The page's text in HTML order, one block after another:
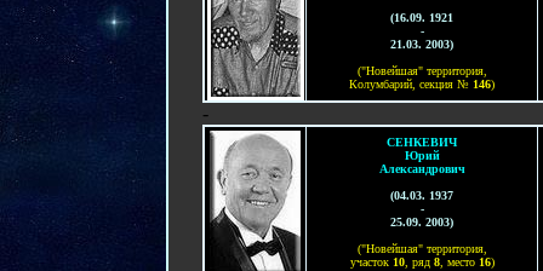
(16.09. 1921
-
21.03. 2003)
("Новейшая" территория,
Колумбарий, секция № 146)
-
СЕНКЕВИЧ
Юрий
Александрович
(04.03. 1937
-
25.09. 2003)
("Новейшая" территория,
участок 10, ряд 8, место 16)